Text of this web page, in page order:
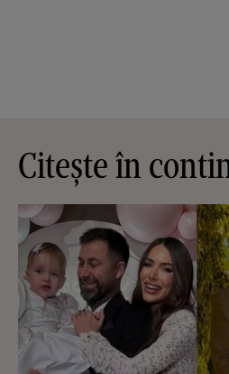
Citește în